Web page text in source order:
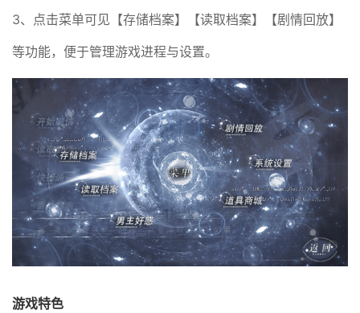
3、点击菜单可见【存储档案】【读取档案】【剧情回放】
等功能，便于管理游戏进程与设置。
游戏特色